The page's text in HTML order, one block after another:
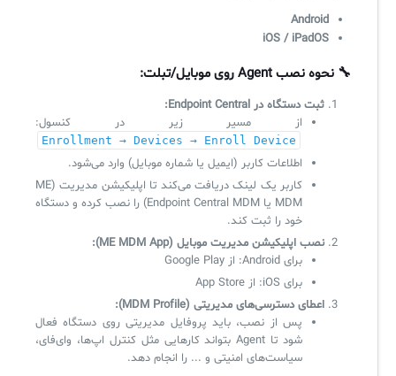
Android
iOS / iPadOS
🔧 نحوه نصب Agent روی موبایل/تبلت:
ثبت دستگاه در Endpoint Central:
از مسیر زیر در کنسول:
Enrollment → Devices → Enroll Device
اطلاعات کاربر (ایمیل یا شماره موبایل) وارد می‌شود.
کاربر یک لینک دریافت می‌کند تا اپلیکیشن مدیریت (ME
MDM یا Endpoint Central MDM) را نصب کرده و دستگاه
خود را ثبت کند.
نصب اپلیکیشن مدیریت موبایل (ME MDM App):
برای Android: از Google Play
برای iOS: از App Store
اعطای دسترسی‌های مدیریتی (MDM Profile):
پس از نصب، باید پروفایل مدیریتی روی دستگاه فعال
شود تا Agent بتواند کارهایی مثل کنترل اپ‌ها، وای‌فای،
سیاست‌های امنیتی و ... را انجام دهد.